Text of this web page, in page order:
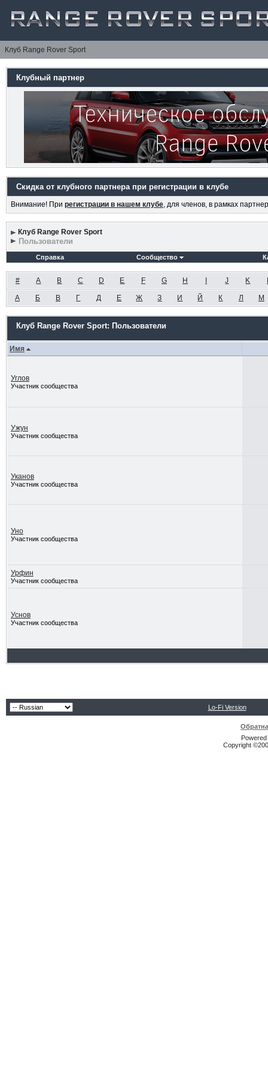
Клуб Range Rover Sport
Клубный партнер
Скидка от клубного партнера при регистрации в клубе
Внимание! При регистрации в нашем клубе, для членов, в рамках
Клуб Range Rover Sport
Пользователи
Справка Сообщество
# A B C D E F G H J K
А Б В Г Д Е Ж З И Й К Л М
Клуб Range Rover Sport: Пользователи
Имя
Углов
Участник сообщества
Ужун
Участник сообщества
Уканов
Участник сообщества
Уно
Участник сообщества
Урфин
Участник сообщества
Уснов
Участник сообщества
Lo-Fi Version
Copyright